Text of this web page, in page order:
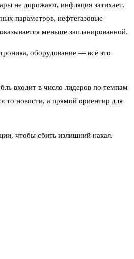
не дорожают, инфляция затихает.
параметров, нефтегазовые
меньше запланированной.
оборудование — всё это
входит в число лидеров по темпам
новости, а прямой ориентир для
чтобы сбить излишний накал.